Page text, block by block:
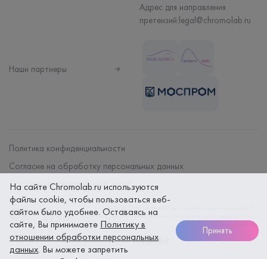
Адрес для направления
претензий:legal@chromolab.ru
Наши партнеры
Политика конфиденциальности
Согласие на обработку персональных данных
Договор на оказание мед. услуг
Безопасность платежей гарантируется использованием SSL
протокола. Данные вашей банковской карты надежно защищены при
оплате онлайн
Сайт разработанmegaBit
На сайте Chromolab.ru используются
файлы cookie, чтобы пользоваться веб-
сайтом было удобнее. Оставаясь на
сайте, Вы принимаете Политику в
отношении обработки персональных
данных. Вы можете запретить
Принять